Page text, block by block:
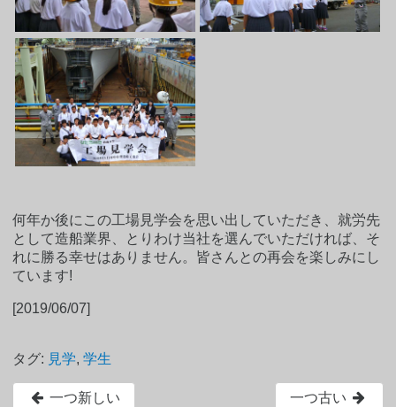
何年か後にこの工場見学会を思い出していただき、就労先
として造船業界、とりわけ当社を選んでいただければ、そ
れに勝る幸せはありません。皆さんとの再会を楽しみにし
ています!
[2019/06/07]
タグ: 見学,学生
一つ新しい 一つ古い